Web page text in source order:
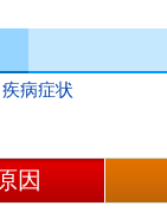
疾病症状
因